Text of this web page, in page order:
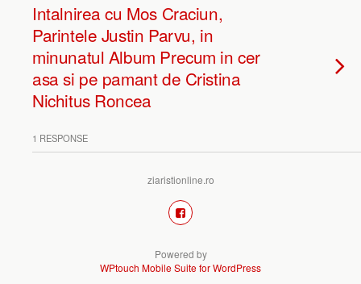
Intalnirea cu Mos Craciun,
Parintele Justin Parvu, in
minunatul Album Precum in cer
asa si pe pamant de Cristina
Nichitus Roncea
1 RESPONSE
ziaristionline.ro
Powered by
WPtouch Mobile Suite for WordPress